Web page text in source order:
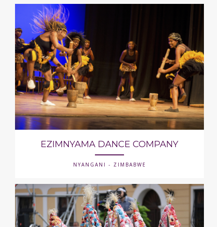
EZIMNYAMA DANCE COMPANY
NYANGANI - ZIMBABWE